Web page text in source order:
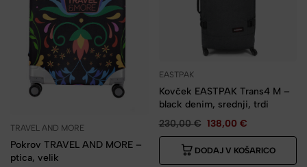
TRAVEL AND MORE
Pokrov TRAVEL AND MORE –
ptica, velik
EASTPAK
Kovček EASTPAK Trans4 M –
black denim, srednji, trdi
230,00€ 138,00 €
DODAJ V KOŠARICO